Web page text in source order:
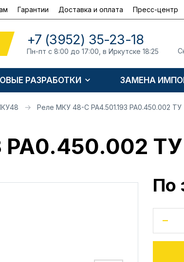
Гарантии Доставка и оплата Пресс-центр
+7 (3952) 35-23-18
Пн-пт с 8:00 до 17:00, в Иркутске 18:25
РАЗРАБОТКИ ЗАМЕНА
Реле МКУ 48-С РА4.501.193 РА0.450.002 ТУ
РА0.450.002 ТУ
По
-